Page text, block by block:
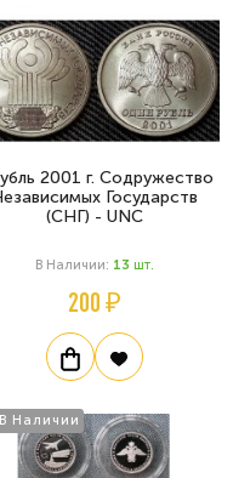
2001 г. Содружество
Государств
(СНГ) - UNC
В Наличии: 13 Шт.
200 ₽
Наличии